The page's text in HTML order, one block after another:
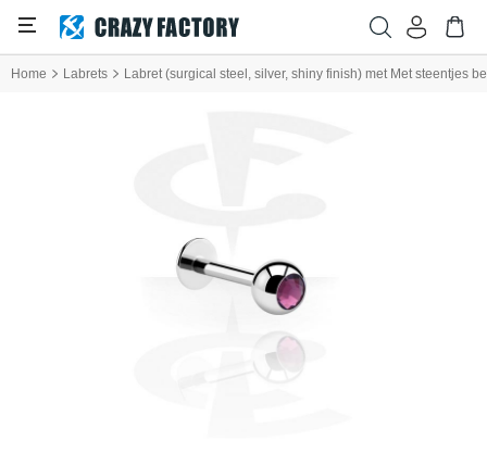
Home Labrets Labret (surgical steel, silver, shiny finish) met Met steentjes